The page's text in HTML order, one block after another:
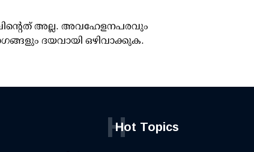
അല്ല. അവഹേളനപരവും
ദയവായി ഒഴിവാക്കുക.
Hot Topics
H